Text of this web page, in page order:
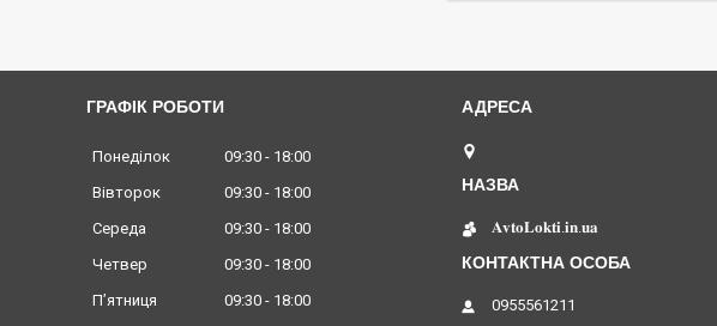
ГРАФІК РОБОТИ
Понеділок 09:30
18:00
Вівторок
09:30
18:00
Середа
09:30
18:00
Четвер
09:30
18:00
Пʼятниця
09:30 18:00
𝐀𝐯𝐭𝐨𝐋𝐨𝐤𝐭𝐢.𝐢𝐧.𝐮𝐚
0955561211